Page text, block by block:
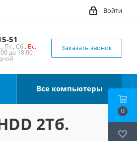
Войти
51
Пт., Сб., Вс.
до 18:00
Заказать звонок
Все компьютеры
2Тб.
0